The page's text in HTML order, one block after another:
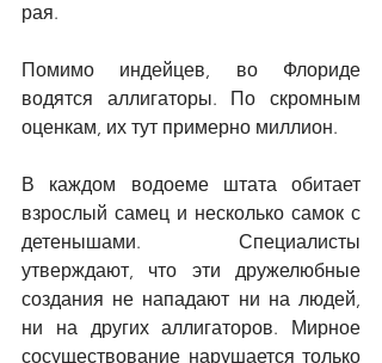
рая.
Помимо индейцев, во Флориде
водятся аллигаторы. По скромным
оценкам, их тут примерно миллион.
В каждом водоеме штата обитает
взрослый самец и несколько самок с
детенышами. Специалисты
утверждают, что эти дружелюбные
создания не нападают ни на людей,
ни на других аллигаторов. Мирное
сосуществование нарушается только